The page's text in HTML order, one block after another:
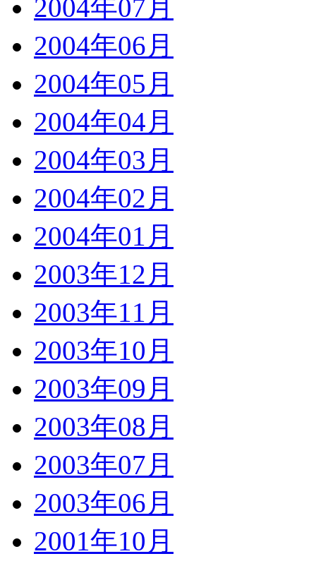
2004年07月
2004年06月
2004年05月
2004年04月
2004年03月
2004年02月
2004年01月
2003年12月
2003年11月
2003年10月
2003年09月
2003年08月
2003年07月
2003年06月
2001年10月